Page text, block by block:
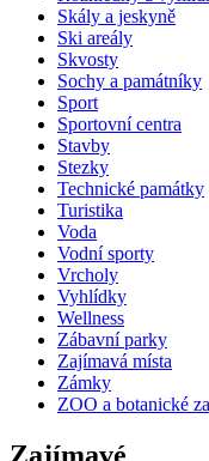
Skály a jeskyně
Ski areály
Skvosty
Sochy a památníky
Sport
Sportovní centra
Stavby
Stezky
Technické památky
Turistika
Voda
Vodní sporty
Vrcholy
Vyhlídky
Wellness
Zábavní parky
Zajímavá místa
Zámky
ZOO a botanické